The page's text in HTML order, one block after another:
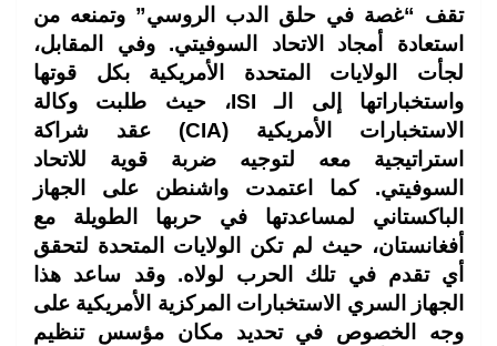
تقف “غصة في حلق الدب الروسي” وتمنعه من
استعادة أمجاد الاتحاد السوفيتي. وفي المقابل،
لجأت الولايات المتحدة الأمريكية بكل قوتها
واستخباراتها إلى الـ ISI، حيث طلبت وكالة
الاستخبارات الأمريكية (CIA) عقد شراكة
استراتيجية معه لتوجيه ضربة قوية للاتحاد
السوفيتي. كما اعتمدت واشنطن على الجهاز
الباكستاني لمساعدتها في حربها الطويلة مع
أفغانستان، حيث لم تكن الولايات المتحدة لتحقق
أي تقدم في تلك الحرب لولاه. وقد ساعد هذا
الجهاز السري الاستخبارات المركزية الأمريكية على
وجه الخصوص في تحديد مكان مؤسس تنظيم